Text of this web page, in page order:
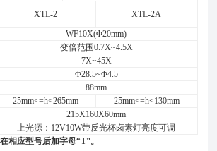
XTL-2
XTL-2A
WF10X(Φ20mm)
变倍范围0.7X~4.5X
7X~45X
Φ28.5~Φ4.5
88mm
25mm<=h<265mm
25mm<=h<130mm
215X160X60mm
上光源：12V10W带反光杯卤素灯亮度可调
相应型号后加字母“T”。